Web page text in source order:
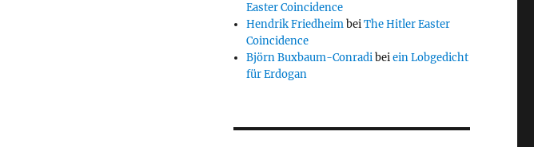
Easter Coincidence
Hendrik FriedheimbeiThe Hitler Easter
Coincidence
Björn Buxbaum-Conradibeiein Lobgedicht
für Erdogan